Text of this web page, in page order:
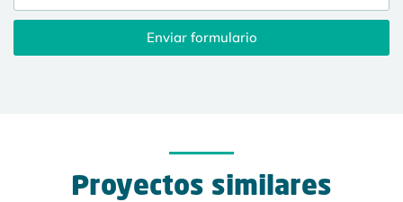
Enviar formulario
Proyectos similares